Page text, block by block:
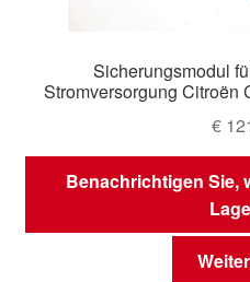
Sicherungsmodul
Stromversorgung Citroën
€
Benachrichtigen Sie,